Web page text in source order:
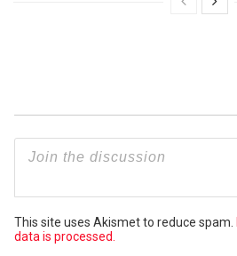
This site uses Akismet to reduce spam.
data is processed.